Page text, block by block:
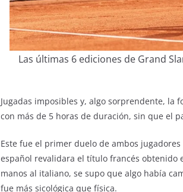
Las últimas 6 ediciones de Grand
Jugadas imposibles y, algo sorprendente, la
con más de 5 horas de duración, sin que el
Este fue el primer duelo de ambos
español revalidara el título francés obtenido
manos al italiano, se supo que algo había
fue más sicológica que física.